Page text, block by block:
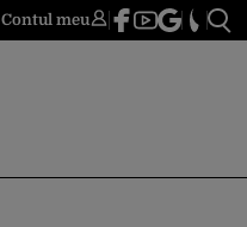
Contul meu